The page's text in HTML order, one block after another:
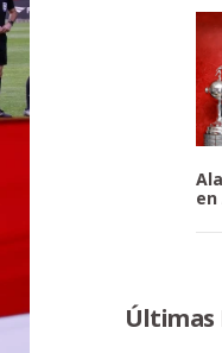
en
Últimas